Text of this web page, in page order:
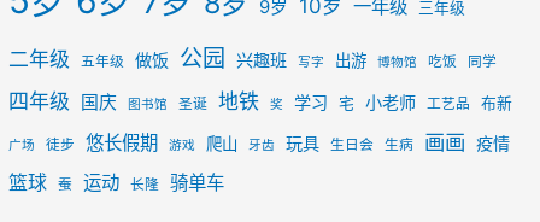
9岁 10岁 一年级 三年级
二年级 五年级 做饭 公园 兴趣班 写字 出游 博物馆 吃饭 同学
四年级 国庆 图书馆 圣诞 地铁 奖 学习 宅 小老师 工艺品 布新
广场 徒步 悠长假期 游戏 爬山 牙齿 玩具 生日会 生病 画画 疫情
篮球 蚕 运动 长隆 骑单车